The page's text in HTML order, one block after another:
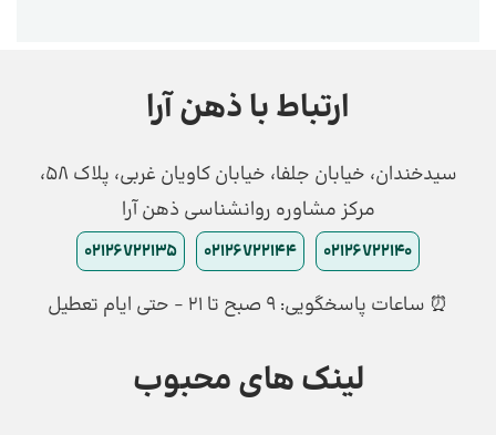
ارتباط با ذهن آرا
سیدخندان، خیابان جلفا، خیابان کاویان غربی، پلاک 58،
مرکز مشاوره روانشناسی ذهن آرا
02126722140
02126722144
02126722135
⏰ ساعات پاسخگویی: ۹ صبح تا ۲۱ - حتی ایام تعطیل
لینک های محبوب